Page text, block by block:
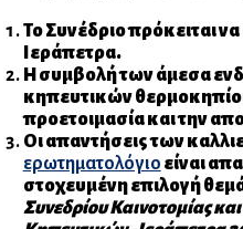
Το Συνέδριο πρόκειται να
Ιεράπετρα.
Η συμβολή των άμεσα
κηπευτικών
προετοιμασία και την
Οι απαντήσεις των
ερωτηματολόγιο είναι
στοχευμένη επιλογή
Συνεδρίου Καινοτομίας